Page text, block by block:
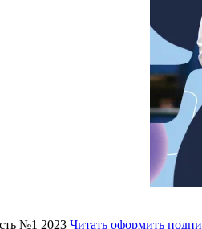
№1 2023 Читать оформить